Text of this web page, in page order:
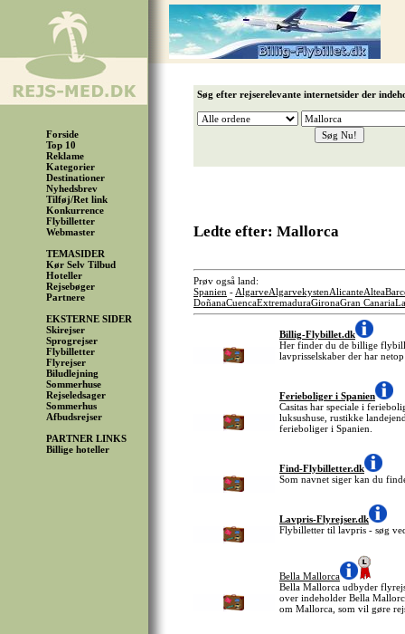
Forside
Top 10
Reklame
Kategorier
Destinationer
Nyhedsbrev
Tilføj/Ret link
Konkurrence
Flybilletter
Webmaster
TEMASIDER
Kør Selv Tilbud
Hoteller
Rejsebøger
Partnere
EKSTERNE SIDER
Skirejser
Sprogrejser
Flybilletter
Flyrejser
Biludlejning
Sommerhuse
Rejseledsager
Sommerhus
Afbudsrejser
PARTNER LINKS
Billige hoteller
Søg efter rejserelevante internetsider der
Ledte efter: Mallorca
Prøv også land:
Spanien - AlgarveAlgarvekystenAlicanteAltea
DoñanaCuencaExtremaduraGironaGran Canaria
Billig-Flybillet.dk
Her finder du de billige
lavprisselskaber der har
Ferieboliger i Spanien
Casitas har speciale i
luksushuse, rustikke
ferieboliger i Spanien.
Find-Flybilletter.dk
Som navnet siger kan du
Lavpris-Flyrejser.dk
Flybilletter til lavpris - søg
Bella Mallorca
Bella Mallorca udbyder
over indeholder Bella
om Mallorca, som vil gøre